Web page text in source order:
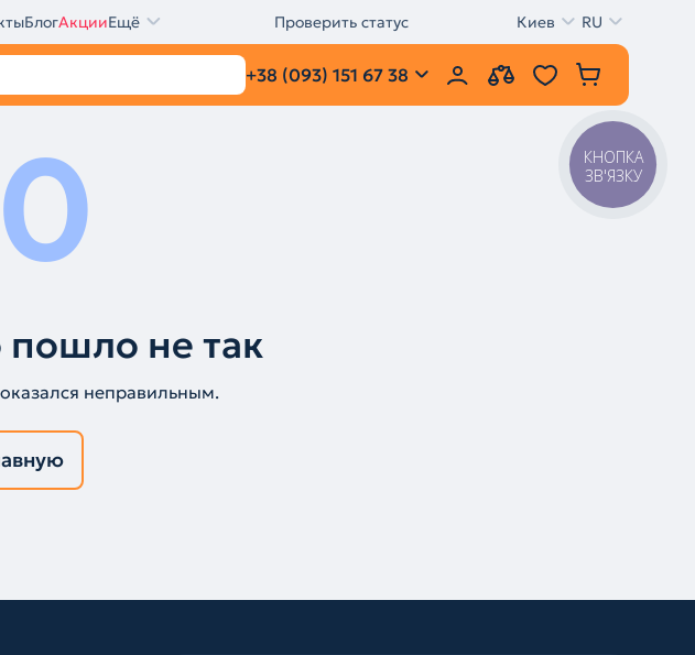
БлогАкцииЕщё Проверить статус Киев RU
+38 (093) 151 67 38
0
пошло не так
неправильным.
КНОПКА
ЗВ'ЯЗКУ